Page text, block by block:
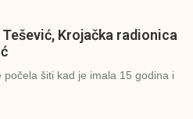
Krojačka radionica
počela šiti kad je imala 15 godina i